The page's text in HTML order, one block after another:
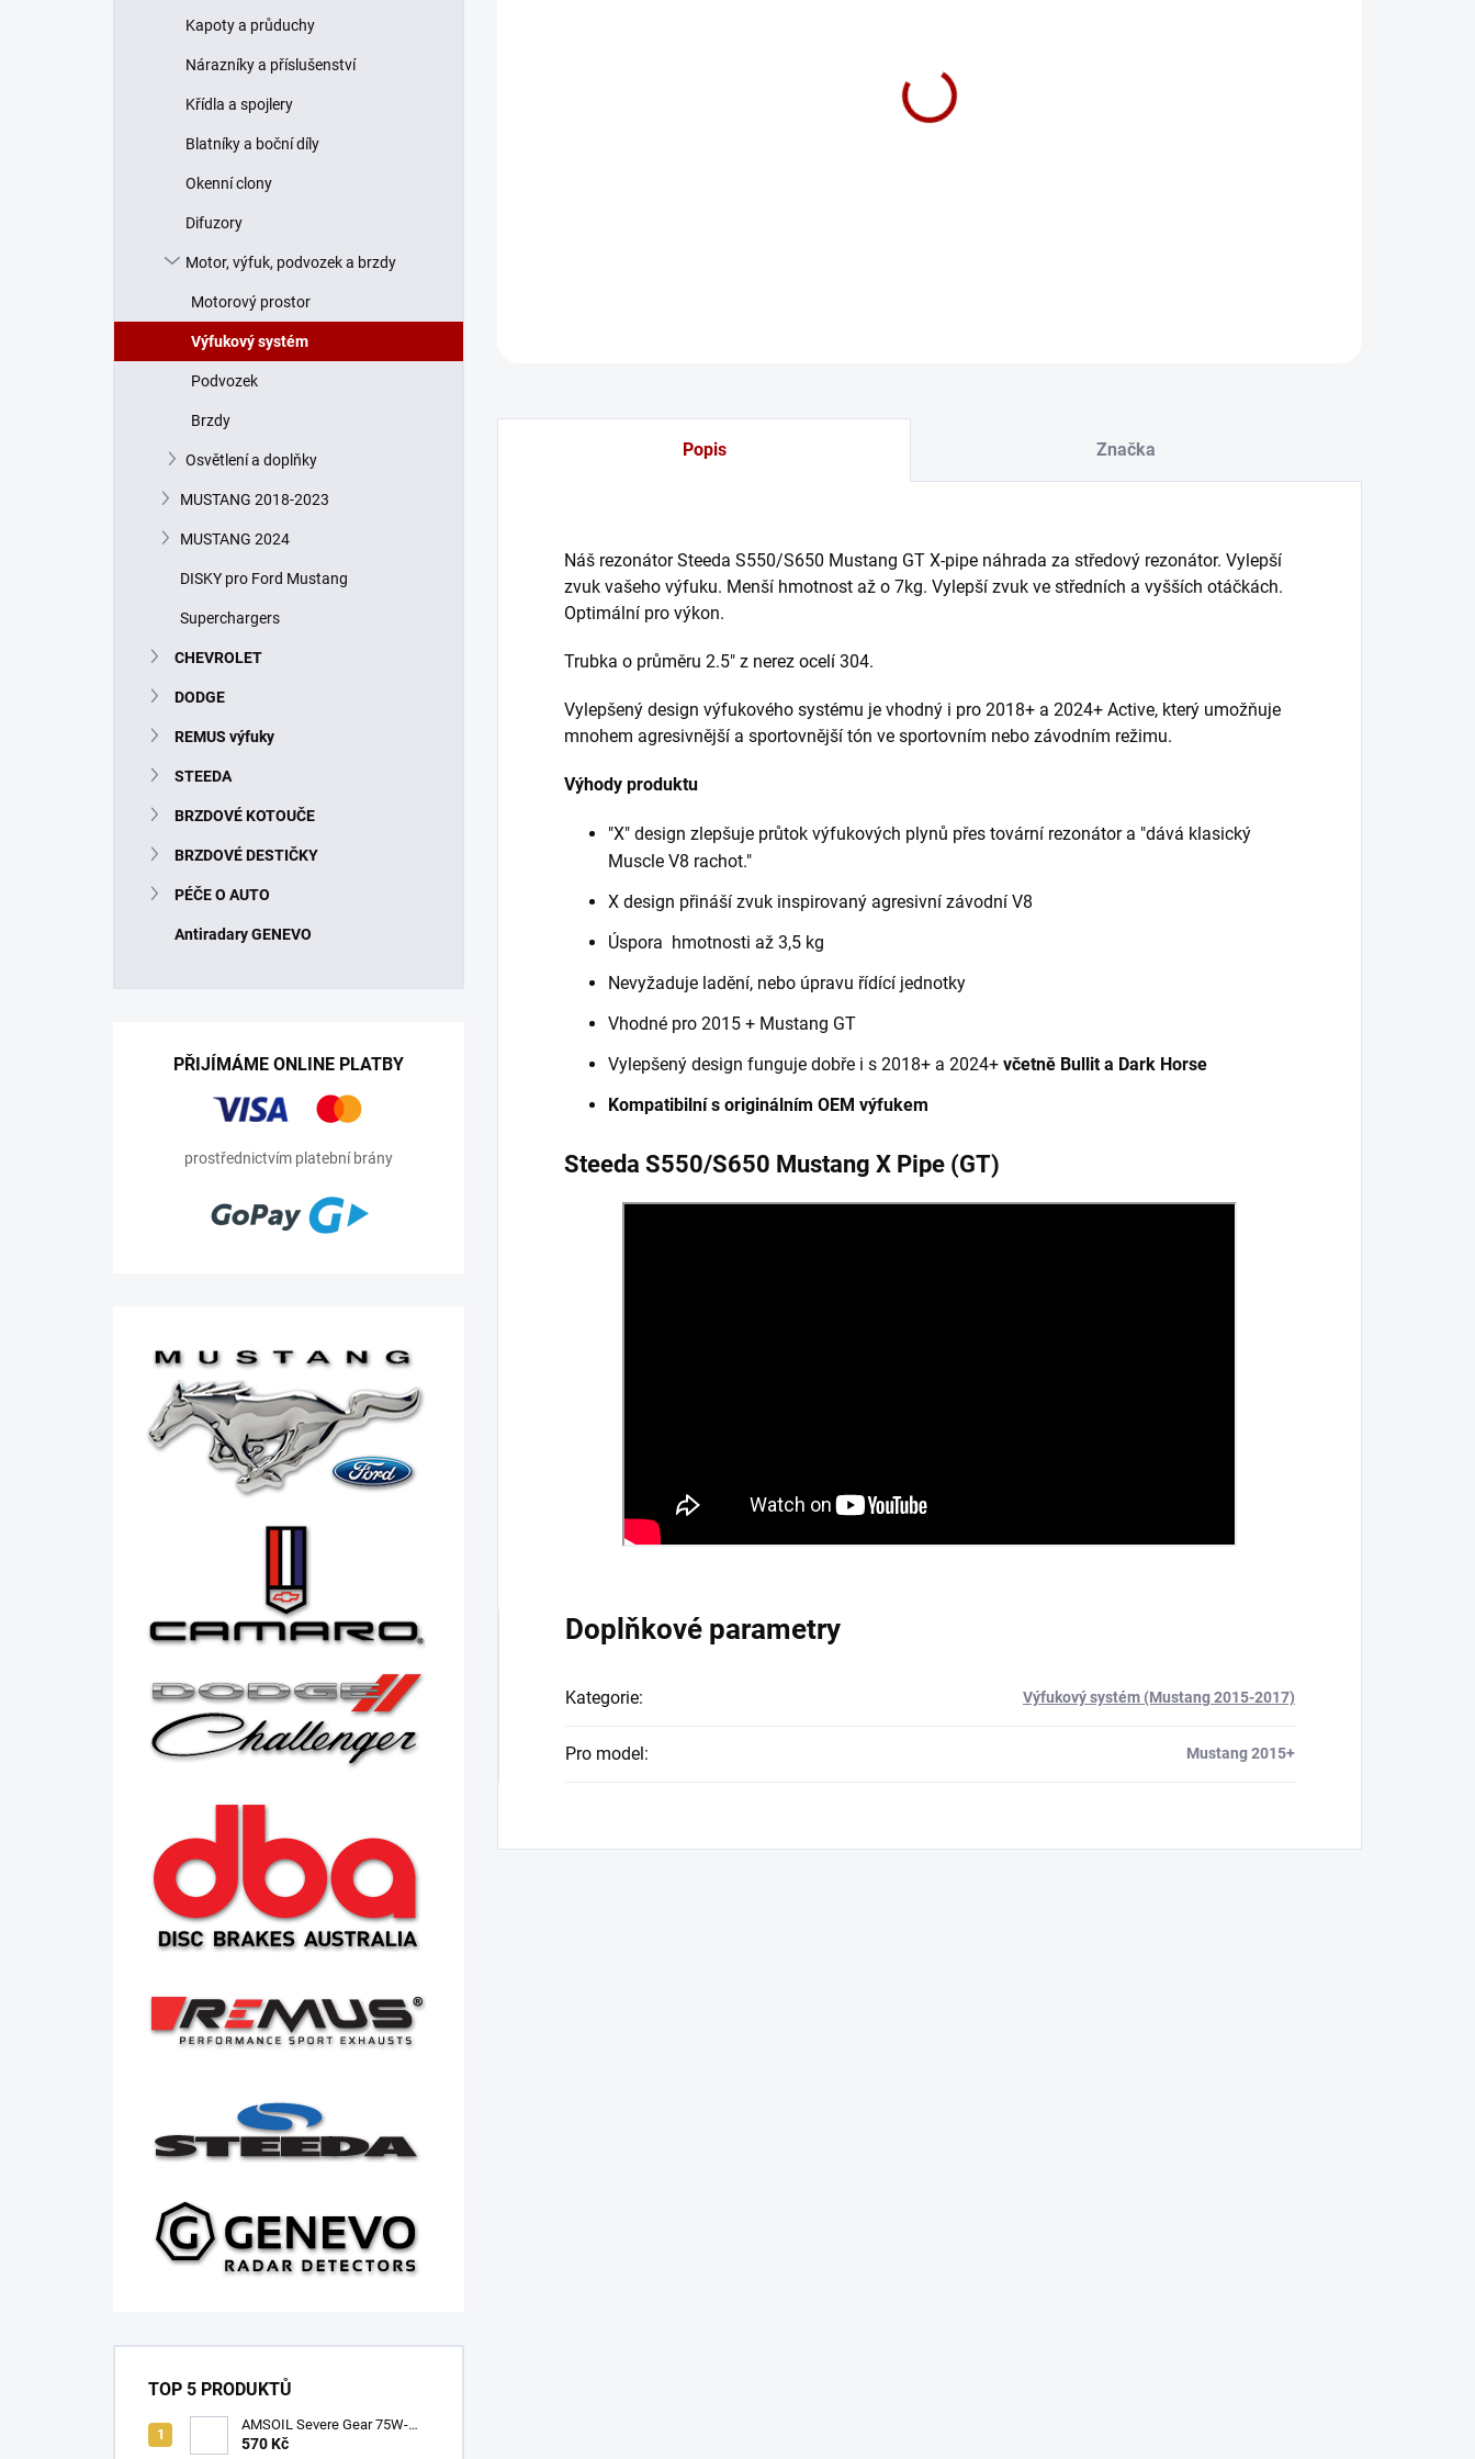
Kapoty a průduchy
Nárazníky a příslušenství
Křídla a spojlery
Blatníky a boční díly
Okenní clony
Difuzory
Motor, výfuk, podvozek a brzdy
Motorový prostor
Výfukový systém
Podvozek
Brzdy
Osvětlení a doplňky
MUSTANG 2018-2023
MUSTANG 2024
DISKY pro Ford Mustang
Superchargers
CHEVROLET
DODGE
REMUS výfuky
STEEDA
BRZDOVÉ KOTOUČE
BRZDOVÉ DESTIČKY
PÉČE O AUTO
Antiradary GENEVO
PŘIJÍMÁME ONLINE PLATBY
prostřednictvím platební brány
TOP 5 PRODUKTŮ
AMSOIL Severe Gear 75W-
140
570 Kč
Popis Značka
Náš rezonátor Steeda S550/S650 Mustang GT X-pipe náhrada za středový rezonátor. Vylepší
zvuk vašeho výfuku. Menší hmotnost až o 7kg. Vylepší zvuk ve středních a vyšších otáčkách.
Optimální pro výkon.
Trubka o průměru 2.5" z nerez ocelí 304.
Vylepšený design výfukového systému je vhodný i pro 2018+ a 2024+ Active, který umožňuje
mnohem agresivnější a sportovnější tón ve sportovním nebo závodním režimu.
Výhody produktu
"X" design zlepšuje průtok výfukových plynů přes tovární rezonátor a "dává klasický
Muscle V8 rachot."
X design přináší zvuk inspirovaný agresivní závodní V8
Úspora hmotnosti až 3,5 kg
Nevyžaduje ladění, nebo úpravu řídící jednotky
Vhodné pro 2015 + Mustang GT
Vylepšený design funguje dobře i s 2018+ a 2024+ včetně Bullit a Dark Horse
Kompatibilní s originálním OEM výfukem
Steeda S550/S650 Mustang X Pipe (GT)
Doplňkové parametry
Kategorie: Výfukový systém (Mustang 2015-2017)
Pro model: Mustang 2015+